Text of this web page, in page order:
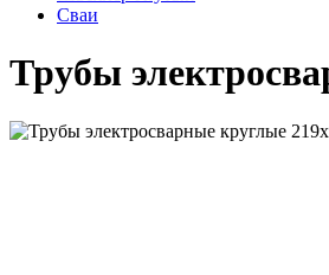
Сваи
Трубы